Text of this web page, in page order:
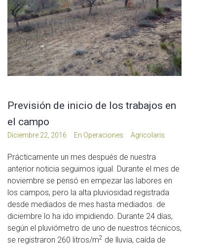
Previsión de inicio de los trabajos en
el campo
Diciembre 22, 2016 En Operaciones Agricolaris
Prácticamente un mes después de nuestra
anterior noticia seguimos igual. Durante el mes de
noviembre se pensó en empezar las labores en
los campos, pero la alta pluviosidad registrada
desde mediados de mes hasta mediados. de
diciembre lo ha ido impidiendo. Durante 24 días,
según el pluviómetro de uno de nuestros técnicos,
se registraron 260 litros/m2 de lluvia, caída de